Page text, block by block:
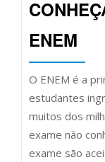
ENEM
O ENEM é a
estudantes
muitos dos
exame não
exame são